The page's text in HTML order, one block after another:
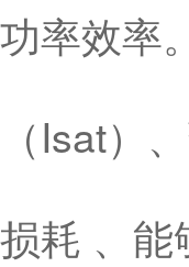
功率效率
（Isat）
损耗 、